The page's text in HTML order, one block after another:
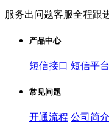
服务出问题客服全程跟
产品中心
短信接口 短信平台
常见问题
开通流程 公司简介